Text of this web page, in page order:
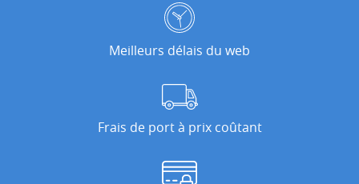
Meilleurs délais du web
Frais de port à prix coûtant